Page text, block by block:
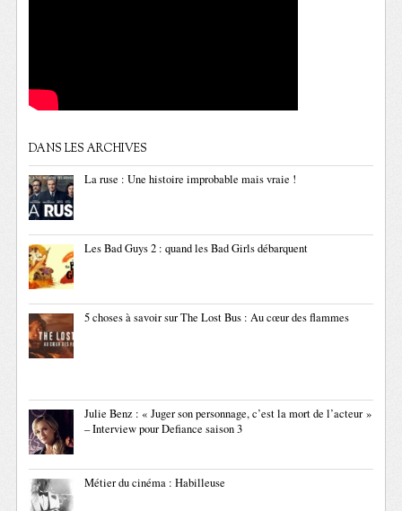
DANS LES ARCHIVES
La ruse : Une histoire improbable mais vraie !
Les Bad Guys 2 : quand les Bad Girls débarquent
5 choses à savoir sur The Lost Bus : Au cœur des flammes
Julie Benz : « Juger son personnage, c’est la mort de l’acteur »
– Interview pour Defiance saison 3
Métier du cinéma : Habilleuse